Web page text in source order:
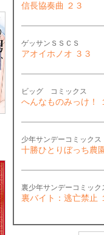
信長協奏曲 ２３
ゲッサンＳＳＣＳ
アオイホノオ ３３
ビッグ コミックス
へんなものみっけ！
少年サンデーコミックス
十勝ひとりぼっち農
裏少年サンデーコミック
裏バイト：逃亡禁止